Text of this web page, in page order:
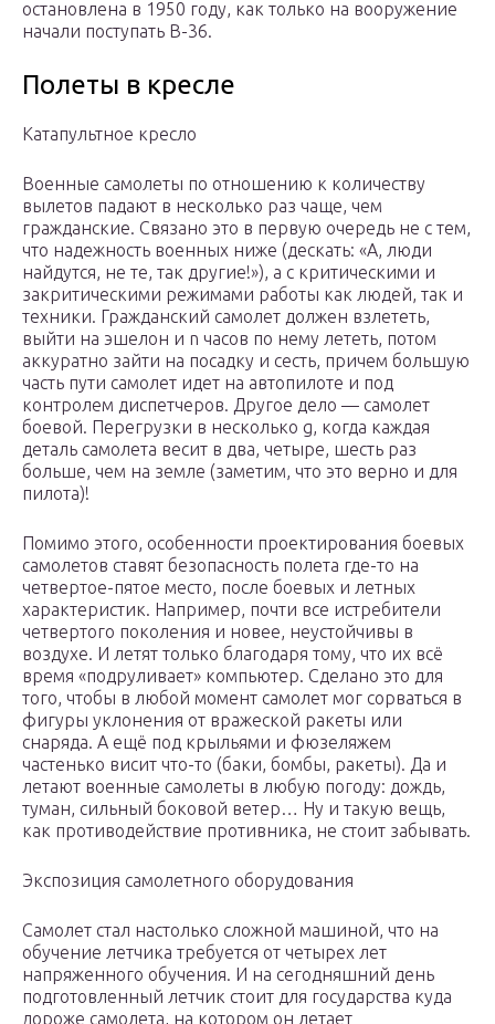
остановлена в 1950 году, как только на вооружение
начали поступать B-36.
Полеты в кресле
Катапультное кресло
Военные самолеты по отношению к количеству
вылетов падают в несколько раз чаще, чем
гражданские. Связано это в первую очередь не с тем,
что надежность военных ниже (дескать: «А, люди
найдутся, не те, так другие!»), а с критическими и
закритическими режимами работы как людей, так и
техники. Гражданский самолет должен взлететь,
выйти на эшелон и n часов по нему лететь, потом
аккуратно зайти на посадку и сесть, причем большую
часть пути самолет идет на автопилоте и под
контролем диспетчеров. Другое дело — самолет
боевой. Перегрузки в несколько g, когда каждая
деталь самолета весит в два, четыре, шесть раз
больше, чем на земле (заметим, что это верно и для
пилота)!
Помимо этого, особенности проектирования боевых
самолетов ставят безопасность полета где-то на
четвертое-пятое место, после боевых и летных
характеристик. Например, почти все истребители
четвертого поколения и новее, неустойчивы в
воздухе. И летят только благодаря тому, что их всё
время «подруливает» компьютер. Сделано это для
того, чтобы в любой момент самолет мог сорваться в
фигуры уклонения от вражеской ракеты или
снаряда. А ещё под крыльями и фюзеляжем
частенько висит что-то (баки, бомбы, ракеты). Да и
летают военные самолеты в любую погоду: дождь,
туман, сильный боковой ветер… Ну и такую вещь,
как противодействие противника, не стоит забывать.
Экспозиция самолетного оборудования
Самолет стал настолько сложной машиной, что на
обучение летчика требуется от четырех лет
напряженного обучения. И на сегодняшний день
подготовленный летчик стоит для государства куда
дороже самолета, на котором он летает